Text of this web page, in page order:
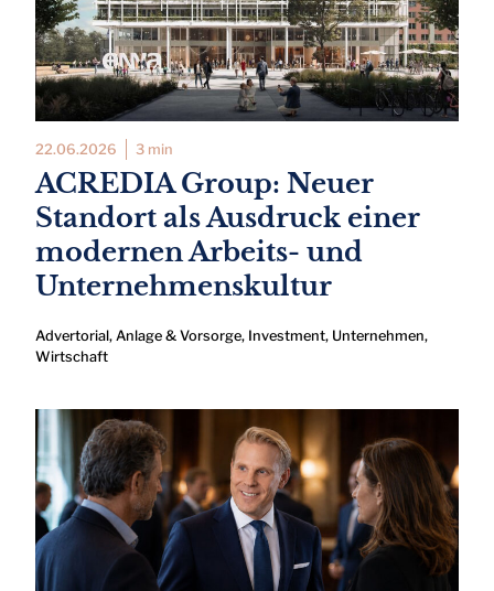
22.06.2026 3 min
ACREDIA Group: Neuer
Standort als Ausdruck einer
modernen Arbeits- und
Unternehmenskultur
Advertorial, Anlage & Vorsorge, Investment, Unternehmen,
Wirtschaft